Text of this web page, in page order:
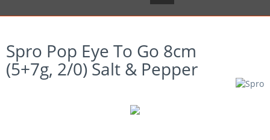
Spro Pop Eye To Go 8cm
(5+7g, 2/0) Salt & Pepper